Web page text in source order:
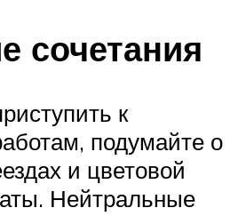
сочетания
к
подумайте о
и цветовой
Нейтральные